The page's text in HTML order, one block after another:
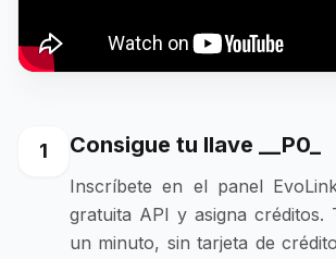
1 Consigue tu llave __P0_
Inscríbete en el panel
gratuita API y asigna créditos.
un minuto, sin tarjeta de